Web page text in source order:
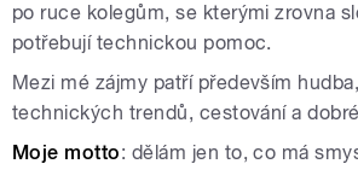
po ruce kolegům, se kterými zrovna
potřebují technickou pomoc.
Mezi mé zájmy patří především
technických trendů, cestování a
Moje motto: dělám jen to, co má